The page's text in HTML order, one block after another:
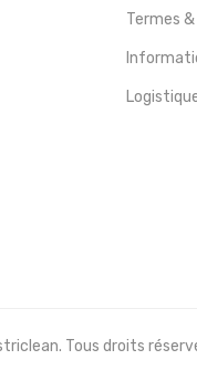
Termes
Tous droits